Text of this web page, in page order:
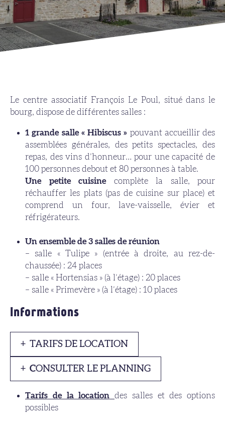
Le centre associatif François Le Poul, situé dans le
bourg, dispose de différentes salles :
1 grande salle « Hibiscus » pouvant accueillir des
assemblées générales, des petits spectacles, des
repas, des vins d’honneur… pour une capacité de
100 personnes debout et 80 personnes à table.
Une petite cuisinecomplète la salle, pour
réchauffer les plats (pas de cuisine sur place) et
comprend un four, lave-vaisselle, évier et
réfrigérateurs.
Un ensemble de 3 salles de réunion
– salle « Tulipe » (entrée à droite, au rez-de-
chaussée) : 24 places
– salle « Hortensias » (à l’étage) : 20 places
– salle « Primevère » (à l’étage) : 10 places
Informations
TARIFS DE LOCATION
CONSULTER LE PLANNING
Tarifs de la location des salles et des options
possibles